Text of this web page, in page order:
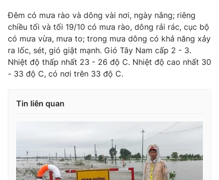
Đêm có mưa rào và dông vài nơi, ngày nắng; riêng
chiều tối và tối 19/10 có mưa rào, dông rải rác, cục bộ
có mưa vừa, mưa to; trong mưa dông có khả năng xảy
ra lốc, sét, gió giật mạnh. Gió Tây Nam cấp 2 - 3.
Nhiệt độ thấp nhất 23 - 26 độ C. Nhiệt độ cao nhất 30
- 33 độ C, có nơi trên 33 độ C.
Tin liên quan